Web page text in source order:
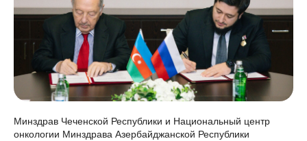
Минздрав Чеченской Республики и Национальный центр
онкологии Минздрава Азербайджанской Республики